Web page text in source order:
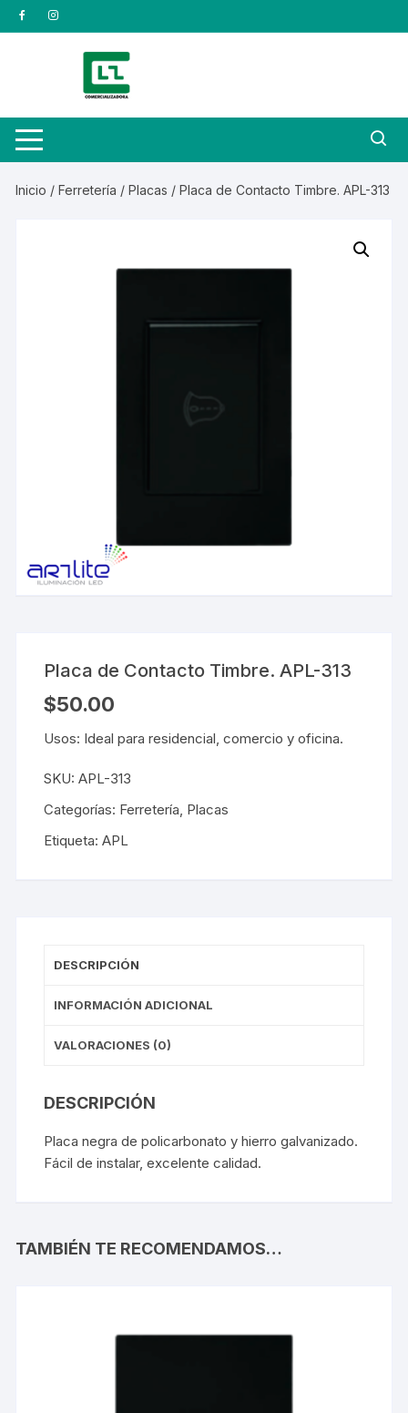
Saltar
al
Inicio /Ferretería /Placas / Placa de Contacto Timbre. APL-313
Placa de Contacto Timbre. APL-313
$50.00
Usos: Ideal para residencial, comercio y oficina.
SKU:APL-313
Categorías: Ferretería Placas
Etiqueta:APL
DESCRIPCIÓN
INFORMACIÓN ADICIONAL
VALORACIONES (0)
DESCRIPCIÓN
Placa negra de policarbonato y hierro galvanizado.
Fácil de instalar, excelente calidad.
TAMBIÉN TE RECOMENDAMOS…